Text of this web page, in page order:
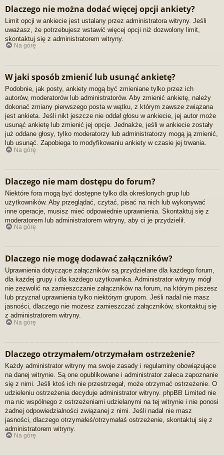
Dlaczego nie można dodać więcej opcji ankiety?
Limit opcji w ankiecie jest ustalany przez administratora witryny. Jeśli
uważasz, że potrzebujesz wstawić więcej opcji niż dozwolony limit,
skontaktuj się z administratorem witryny.
Na górę
W jaki sposób zmienić lub usunąć ankietę?
Podobnie, jak posty, ankiety mogą być zmieniane tylko przez ich
autorów, moderatorów lub administratorów. Aby zmienić ankietę, należy
dokonać zmiany pierwszego posta w wątku, z którym zawsze związana
jest ankieta. Jeśli nikt jeszcze nie oddał głosu w ankiecie, jej autor może
usunąć ankietę lub zmienić jej opcje. Jednakże, jeśli w ankiecie zostały
już oddane głosy, tylko moderatorzy lub administratorzy mogą ją zmienić,
lub usunąć. Zapobiega to modyfikowaniu ankiety w czasie jej trwania.
Na górę
Dlaczego nie mam dostępu do forum?
Niektóre fora mogą być dostępne tylko dla określonych grup lub
użytkowników. Aby przeglądać, czytać, pisać na nich lub wykonywać
inne operacje, musisz mieć odpowiednie uprawnienia. Skontaktuj się z
moderatorem lub administratorem witryny, aby ci je przydzielił.
Na górę
Dlaczego nie mogę dodawać załączników?
Uprawnienia dotyczące załączników są przydzielane dla każdego forum,
dla każdej grupy i dla każdego użytkownika. Administrator witryny mógł
nie zezwolić na zamieszczanie załączników na forum, na którym piszesz
lub przyznał uprawnienia tylko niektórym grupom. Jeśli nadal nie masz
jasności, dlaczego nie możesz zamieszczać załączników, skontaktuj się
z administratorem witryny.
Na górę
Dlaczego otrzymałem/otrzymałam ostrzeżenie?
Każdy administrator witryny ma swoje zasady i regulaminy obowiązujące
na danej witrynie. Są one opublikowane i administrator zaleca zapoznanie
się z nimi. Jeśli ktoś ich nie przestrzegał, może otrzymać ostrzeżenie. O
udzieleniu ostrzeżenia decyduje administrator witryny. phpBB Limited nie
ma nic wspólnego z ostrzeżeniami udzielanymi na tej witrynie i nie ponosi
żadnej odpowiedzialności związanej z nimi. Jeśli nadal nie masz
jasności, dlaczego otrzymałeś/otrzymałaś ostrzeżenie, skontaktuj się z
administratorem witryny.
Na górę